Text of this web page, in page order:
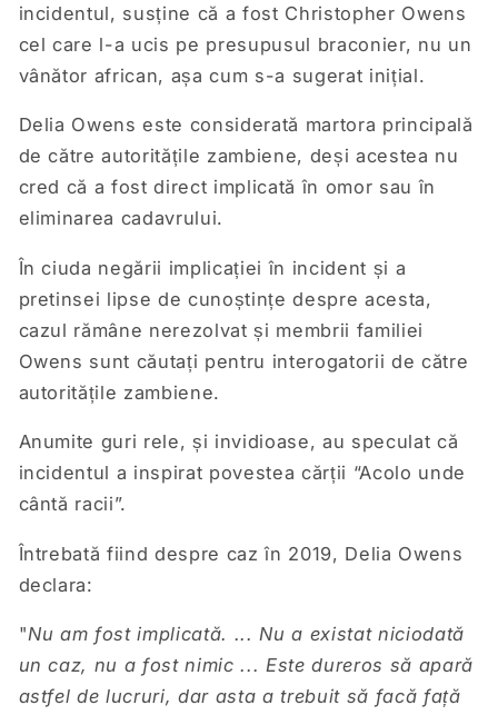
incidentul, susține că a fost Christopher Owens
cel care l-a ucis pe presupusul braconier, nu un
vânător african, așa cum s-a sugerat inițial.
Delia Owens este considerată martora principală
de către autoritățile zambiene, deși acestea nu
cred că a fost direct implicată în omor sau în
eliminarea cadavrului.
În ciuda negării implicației în incident și a
pretinsei lipse de cunoștințe despre acesta,
cazul rămâne nerezolvat și membrii familiei
Owens sunt căutați pentru interogatorii de către
autoritățile zambiene.
Anumite guri rele, și invidioase, au speculat că
incidentul a inspirat povestea cărții “Acolo unde
cântă racii”.
Întrebată fiind despre caz în 2019, Delia Owens
declara:
"Nu am fost implicată. ... Nu a existat niciodată
un caz, nu a fost nimic ... Este dureros să apară
astfel de lucruri, dar asta a trebuit să facă față